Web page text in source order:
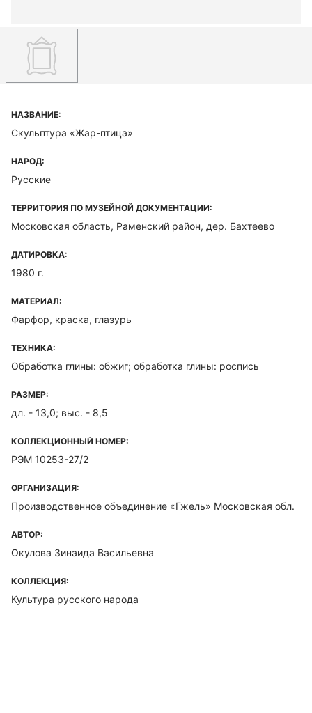
НАЗВАНИЕ:
Скульптура «Жар-птица»
НАРОД:
Русские
ТЕРРИТОРИЯ ПО МУЗЕЙНОЙ ДОКУМЕНТАЦИИ:
Московская область, Раменский район, дер. Бахтеево
ДАТИРОВКА:
1980 г.
МАТЕРИАЛ:
Фарфор, краска, глазурь
ТЕХНИКА:
Обработка глины: обжиг; обработка глины: роспись
РАЗМЕР:
дл. - 13,0; выс. - 8,5
КОЛЛЕКЦИОННЫЙ НОМЕР:
РЭМ 10253-27/2
ОРГАНИЗАЦИЯ:
Производственное объединение «Гжель» Московская обл.
АВТОР:
Окулова Зинаида Васильевна
КОЛЛЕКЦИЯ:
Культура русского народа